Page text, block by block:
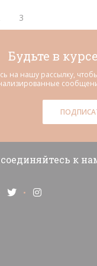
3
Будьте в
на нашу рассылку,
к
TwitterInstagram